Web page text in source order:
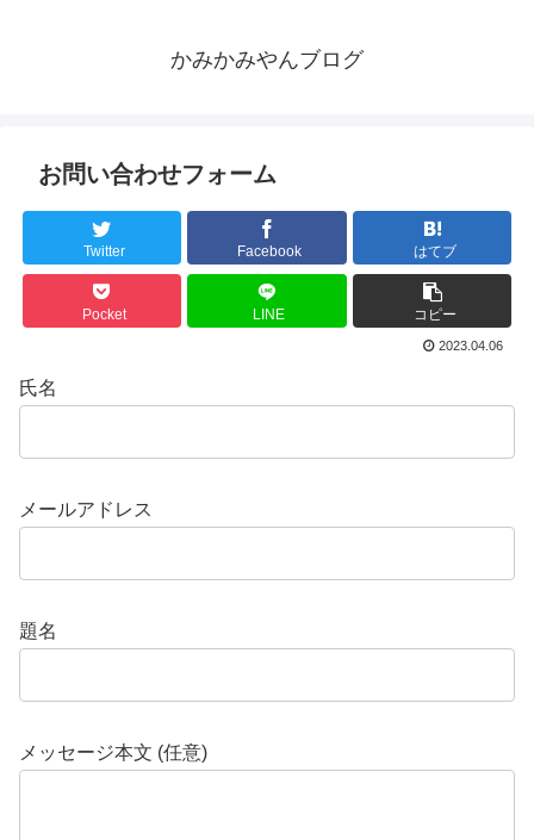
かみかみやんブログ
お問い合わせフォーム
Twitter Facebook はてブ
Pocket LINE コピー
2023.04.06
氏名
メールアドレス
題名
メッセージ本文 (任意)